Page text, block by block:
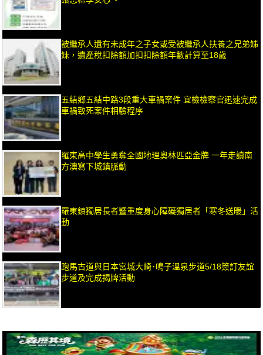
被繼承人遺有未成年之子女或受被繼承人扶養之兄弟姊
妹，遺產稅扣除額加扣扣除額年數計算至18歲
五結鄉五結中路3段重大車禍案件 宜檢檢察官迅速完成
車禍致死案件相驗程序
羅東高中學生勇奪全國地理奧林匹亞金牌 一年走讀南
方澳寫下城鎮脈動
羅東鎮獨居長者暨重度身心障礙獨居者「寒冬送暖」活
動
跑馬古道與日本宮城大崎･鳴子溫泉步道5/18簽訂友誼
步道及完成揭牌活動